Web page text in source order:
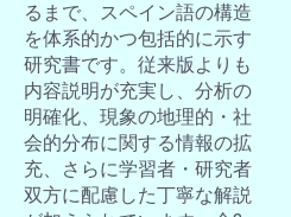
るまで、スペイン語の構造
を体系的かつ包括的に示す
研究書です。従来版よりも
内容説明が充実し、分析の
明確化、現象の地理的・社
会的分布に関する情報の拡
充、さらに学習者・研究者
双方に配慮した丁寧な解説